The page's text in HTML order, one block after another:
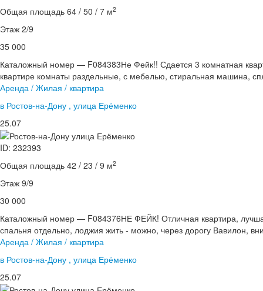
Общая площадь 64 / 50 / 7 м2
Этаж 2/9
35 000
Каталожный номер — F084383Не Фейк!! Сдается 3 комнатная
квартире комнаты раздельные, с мебелью, стиральная машина,
Аренда / Жилая / квартира
в Ростов-на-Дону , улица Ерёменко
25.07
ID: 232393
Общая площадь 42 / 23 / 9 м2
Этаж 9/9
30 000
Каталожный номер — F084376НЕ ФЕЙК! Отличная квартира,
спальня отдельно, лоджия жить - можно, через дорогу Вавилон,
Аренда / Жилая / квартира
в Ростов-на-Дону , улица Ерёменко
25.07